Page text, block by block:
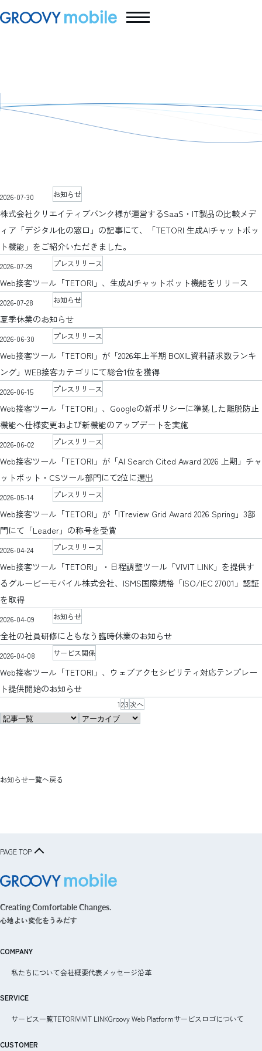
2026-07-30 お知らせ
株式会社クリエイティブバンク様が運営するSaaS・IT製品の比較メデ
ィア「デジタル化の窓口」の記事にて、「TETORI 生成AIチャットボッ
ト機能」をご紹介いただきました。
2026-07-29 プレスリリース
Web接客ツール「TETORI」、生成AIチャットボット機能をリリース
2026-07-28 お知らせ
夏季休業のお知らせ
2026-06-30 プレスリリース
Web接客ツール「TETORI」が「2026年上半期 BOXIL資料請求数ランキ
ング」WEB接客カテゴリにて総合1位を獲得
2026-06-15 プレスリリース
Web接客ツール「TETORI」、Googleの新ポリシーに準拠した離脱防止
機能へ仕様変更および新機能のアップデートを実施
2026-06-02 プレスリリース
Web接客ツール「TETORI」が「AI Search Cited Award 2026 上期」チャ
ットボット・CSツール部門にて2位に選出
2026-05-14 プレスリリース
Web接客ツール「TETORI」が「ITreview Grid Award 2026 Spring」3部
門にて「Leader」の称号を受賞
2026-04-24 プレスリリース
Web接客ツール「TETORI」・日程調整ツール「VIVIT LINK」を提供す
るグルービーモバイル株式会社、ISMS国際規格「ISO/IEC 27001」認証
を取得
2026-04-09 お知らせ
全社の社員研修にともなう臨時休業のお知らせ
2026-04-08 サービス関係
Web接客ツール「TETORI」、ウェブアクセシビリティ対応テンプレー
ト提供開始のお知らせ
123次へ
お知らせ一覧へ戻る
PAGE TOP
COMPANY
私たちについて会社概要代表メッセージ沿革
SERVICE
サービス一覧TETORIVIVIT LINKGroovy Web Platformサービスロゴについて
CUSTOMER
Groovy Mobile Inc.
Creating Comfortable Changes.
心地よい変化をうみだす